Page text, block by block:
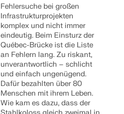
Fehlersuche bei großen
Infrastrukturprojekten
komplex und nicht immer
eindeutig. Beim Einsturz der
Québec-Brücke ist die Liste
an Fehlern lang. Zu riskant,
unverantwortlich – schlicht
und einfach ungenügend.
Dafür bezahlten über 80
Menschen mit ihrem Leben.
Wie kam es dazu, dass der